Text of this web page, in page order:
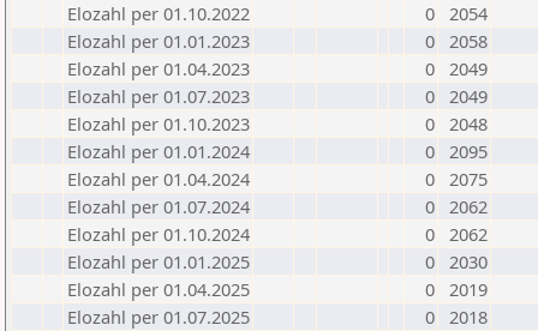
Elozahl per 01.10.2022
0 2054
Elozahl per 01.01.2023
0 2058
Elozahl per 01.04.2023
0 2049
Elozahl per 01.07.2023
0 2049
Elozahl per 01.10.2023
0 2048
Elozahl per 01.01.2024
0 2095
Elozahl per 01.04.2024
0 2075
Elozahl per 01.07.2024
0 2062
Elozahl per 01.10.2024
0 2062
Elozahl per 01.01.2025
0 2030
Elozahl per 01.04.2025
0 2019
Elozahl per 01.07.2025
0 2018